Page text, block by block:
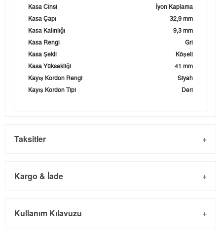
Kasa Cinsi
İyon Kaplama
Kasa Çapı
32,9 mm
Kasa Kalınlığı
9,3 mm
Kasa Rengi
Gri
Kasa Şekli
Köşeli
Kasa Yüksekliği
41 mm
Kayış Kordon Rengi
Siyah
Kayış Kordon Tipi
Deri
Taksitler
Kargo & İade
Kullanım Kılavuzu